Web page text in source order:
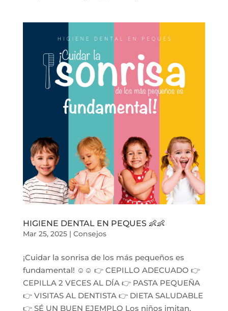
HIGIENE DENTAL EN PEQUES 👶👶
Mar 25, 2025| Consejos
¡Cuidar la sonrisa de los más pequeños es
fundamental! ☺️☺️ 👉 CEPILLO ADECUADO 👉
CEPILLA 2 VECES AL DÍA 👉 PASTA PEQUEÑA
👉 VISITAS AL DENTISTA 👉 DIETA SALUDABLE
👉 SÉ UN BUEN EJEMPLO Los niños imitan,